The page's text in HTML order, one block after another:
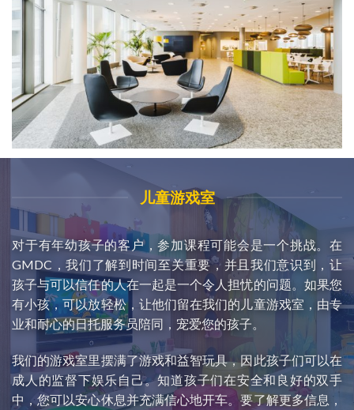
儿童游戏室
对于有年幼孩子的客户，参加课程可能会是一个挑战。在
GMDC，我们了解到时间至关重要，并且我们意识到，让
孩子与可以信任的人在一起是一个令人担忧的问题。如果您
有小孩，可以放轻松，让他们留在我们的儿童游戏室，由专
业和耐心的日托服务员陪同，宠爱您的孩子。
我们的游戏室里摆满了游戏和益智玩具，因此孩子们可以在
成人的监督下娱乐自己。知道孩子们在安全和良好的双手
中，您可以安心休息并充满信心地开车。要了解更多信息，